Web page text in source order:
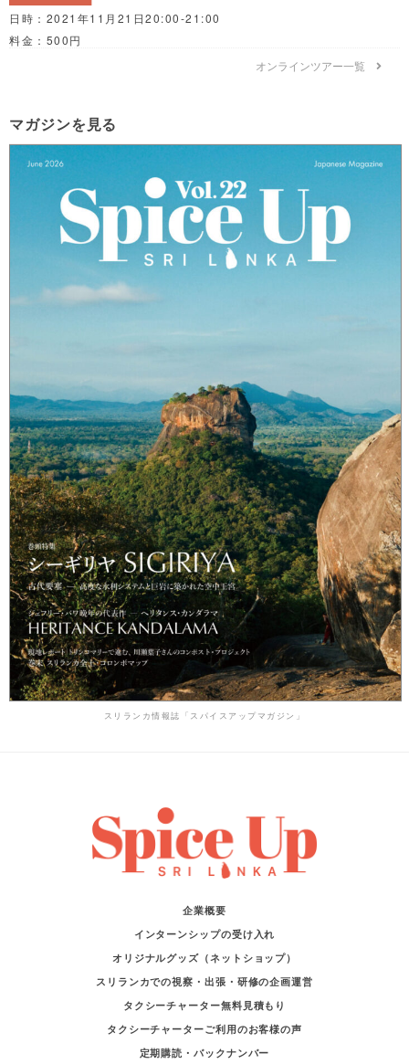
日時：2021年11月21日20:00-21:00
料金：500円
オンラインツアー一覧
マガジンを見る
スリランカ情報誌「スパイスアップマガジン」
企業概要
インターンシップの受け入れ
オリジナルグッズ（ネットショップ）
スリランカでの視察・出張・研修の企画運営
タクシーチャーター無料見積もり
タクシーチャーターご利用のお客様の声
定期購読・バックナンバー